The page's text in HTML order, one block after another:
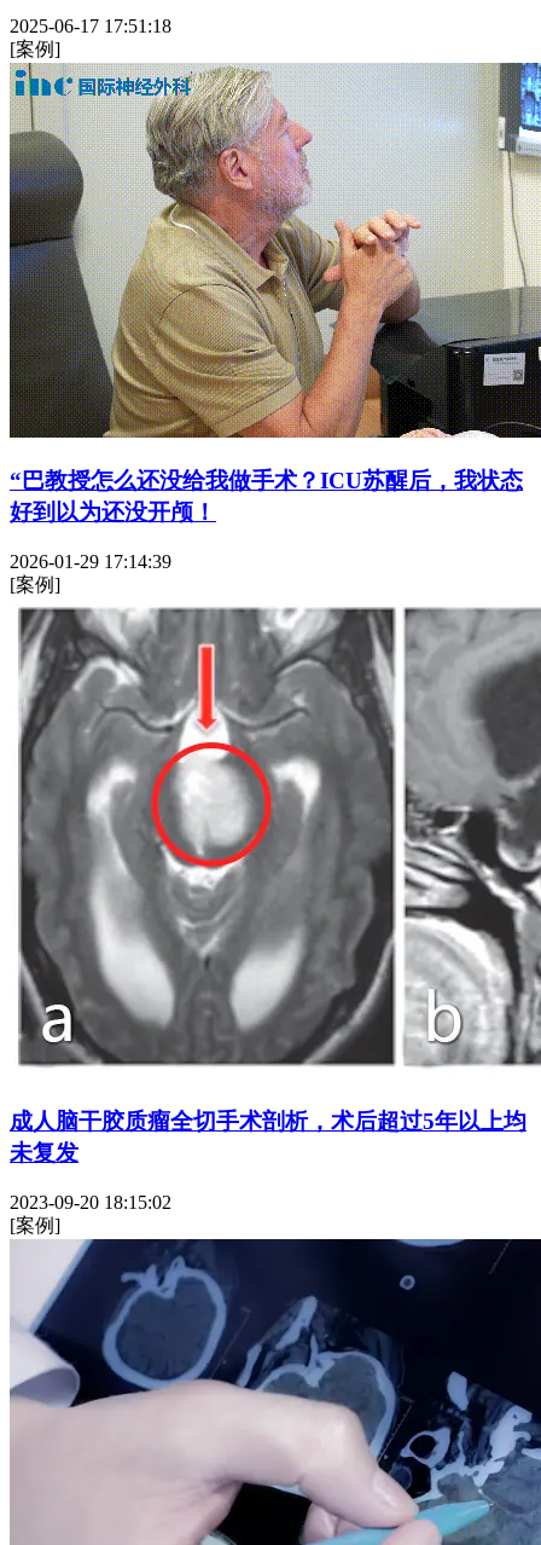
2025-06-17 17:51:18
[案例]
“巴教授怎么还没给我做手术？ICU苏醒后，我状态
好到以为还没开颅！
2026-01-29 17:14:39
[案例]
成人脑干胶质瘤全切手术剖析，术后超过5年以上均
未复发
2023-09-20 18:15:02
[案例]